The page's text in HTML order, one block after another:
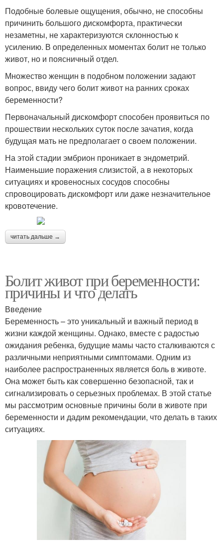
Подобные болевые ощущения, обычно, не способны
причинить большого дискомфорта, практически
незаметны, не характеризуются склонностью к
усилению. В определенных моментах болит не только
живот, но и поясничный отдел.
Множество женщин в подобном положении задают
вопрос, ввиду чего болит живот на ранних сроках
беременности?
Первоначальный дискомфорт способен проявиться по
прошествии нескольких суток после зачатия, когда
будущая мать не предполагает о своем положении.
На этой стадии эмбрион проникает в эндометрий.
Наименьшие поражения слизистой, а в некоторых
ситуациях и кровеносных сосудов способны
спровоцировать дискомфорт или даже незначительное
кровотечение.
читать дальше →
Болит живот при беременности:
причины и что делать
Введение
Беременность – это уникальный и важный период в
жизни каждой женщины. Однако, вместе с радостью
ожидания ребенка, будущие мамы часто сталкиваются с
различными неприятными симптомами. Одним из
наиболее распространенных является боль в животе.
Она может быть как совершенно безопасной, так и
сигнализировать о серьезных проблемах. В этой статье
мы рассмотрим основные причины боли в животе при
беременности и дадим рекомендации, что делать в таких
ситуациях.